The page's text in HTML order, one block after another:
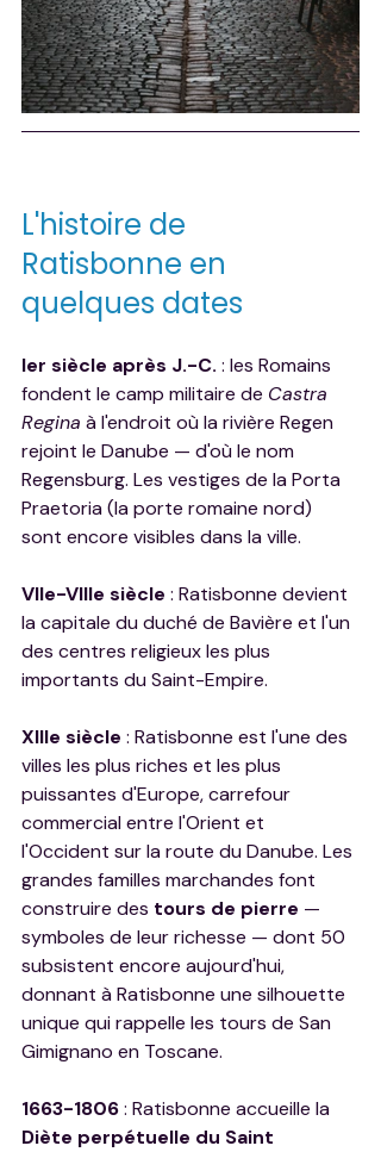
L'histoire de
Ratisbonne en
quelques dates
Ier siècle après J.-C. : les Romains
fondent le camp militaire de Castra
Regina à l'endroit où la rivière Regen
rejoint le Danube — d'où le nom
Regensburg. Les vestiges de la Porta
Praetoria (la porte romaine nord)
sont encore visibles dans la ville.
VIIe-VIIIe siècle : Ratisbonne devient
la capitale du duché de Bavière et l'un
des centres religieux les plus
importants du Saint-Empire.
XIIIe siècle : Ratisbonne est l'une des
villes les plus riches et les plus
puissantes d'Europe, carrefour
commercial entre l'Orient et
l'Occident sur la route du Danube. Les
grandes familles marchandes font
construire des tours de pierre —
symboles de leur richesse — dont 50
subsistent encore aujourd'hui,
donnant à Ratisbonne une silhouette
unique qui rappelle les tours de San
Gimignano en Toscane.
1663-1806 : Ratisbonne accueille la
Diète perpétuelle du Saint